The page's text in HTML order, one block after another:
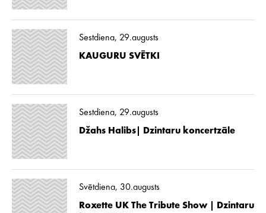
Sestdiena, 29.augusts
KAUGURU SVĒTKI
Sestdiena, 29.augusts
Džahs Halibs| Dzintaru koncertzāle
Svētdiena, 30.augusts
Roxette UK The Tribute Show | Dzintaru